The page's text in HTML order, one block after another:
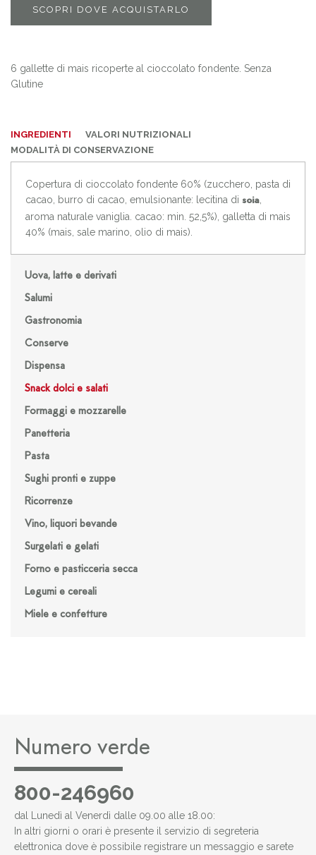
Uova, latte e derivati
Salumi
Gastronomia
Conserve
Dispensa
Snack dolci e salati
Formaggi e mozzarelle
Panetteria
Pasta
Sughi pronti e zuppe
Ricorrenze
Vino, liquori bevande
Surgelati e gelati
Forno e pasticceria secca
Legumi e cereali
Miele e confetture
SCOPRI DOVE ACQUISTARLO
6 gallette di mais ricoperte al cioccolato fondente. Senza
Glutine
INGREDIENTI
VALORI NUTRIZIONALI
MODALITÀ DI CONSERVAZIONE
Copertura di cioccolato fondente 60% (zucchero, pasta di
cacao, burro di cacao, emulsionante: lecitina di soia
aroma naturale vaniglia. cacao: min. 52,5%), galletta di mais
40% (mais, sale marino, olio di mais).
Numero verde
800-246960
dal Lunedì al Venerdì dalle 09.00 alle 18.00:
In altri giorni o orari è presente il servizio di segreteria
elettronica dove è possibile registrare un messaggio e sarete